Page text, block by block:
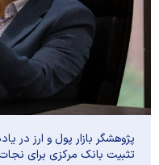
پژوهشگر بازار پول و ارز
تثبیت بانک مرکزی برای